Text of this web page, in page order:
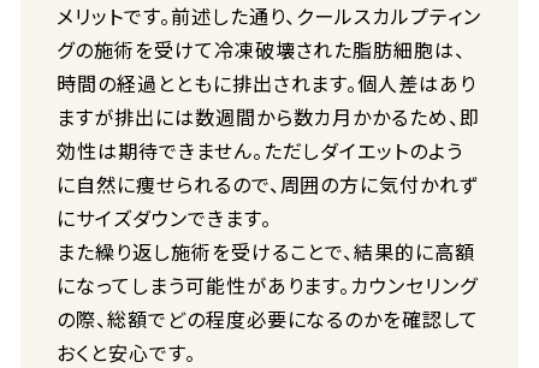
メリットです。前述した通り、クールスカルプティン
グの施術を受けて冷凍破壊された脂肪細胞は、
時間の経過とともに排出されます。個人差はあり
ますが排出には数週間から数カ月かかるため、即
効性は期待できません。ただしダイエットのよう
に自然に痩せられるので、周囲の方に気付かれず
にサイズダウンできます。
また繰り返し施術を受けることで、結果的に高額
になってしまう可能性があります。カウンセリング
の際、総額でどの程度必要になるのかを確認して
おくと安心です。